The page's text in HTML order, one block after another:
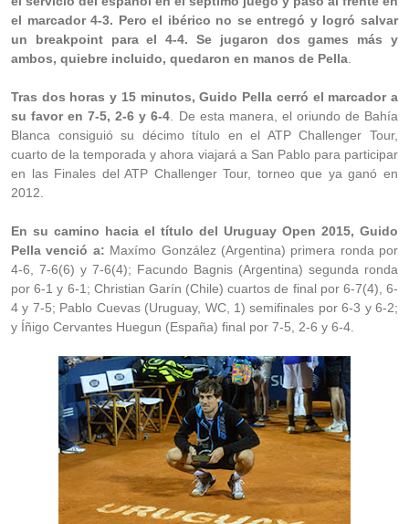
el marcador 4-3. Pero el ibérico no se entregó y logró salvar
un breakpoint para el 4-4. Se jugaron dos games más y
ambos, quiebre incluido, quedaron en manos de Pella
Tras dos horas y 15 minutos, Guido Pella cerró el marcador a
su favor en 7-5, 2-6 y 6-4 . De esta manera, el oriundo de Bahía
Blanca consiguió su décimo título en el ATP Challenger Tour,
cuarto de la temporada y ahora viajará a San Pablo para participar
en las Finales del ATP Challenger Tour, torneo que ya ganó en
2012.
En su camino hacia el título del Uruguay Open 2015, Guido
Pella venció a: Maxímo González (Argentina) primera ronda por
4-6, 7-6(6) y 7-6(4); Facundo Bagnis (Argentina) segunda ronda
por 6-1 y 6-1; Christian Garín (Chile) cuartos de final por 6-7(4), 6-
4 y 7-5; Pablo Cuevas (Uruguay, WC, 1) semifinales por 6-3 y 6-2;
y Íñigo Cervantes Huegun (España) final por 7-5, 2-6 y 6-4.